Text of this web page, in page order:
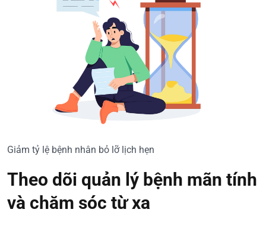
Giảm tỷ lệ bệnh nhân bỏ lỡ lịch hẹn
Theo dõi quản lý bệnh mãn tính
và chăm sóc từ xa